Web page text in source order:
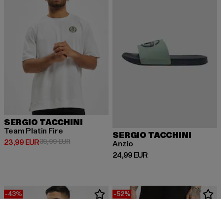
SERGIO TACCHINI
Team Platin Fire
23,99 EUR
Derzeitiger Preis: 23,99 EUR
39,99 EURAktionspreis: 39,99 EUR
SERGIO TACCHINI
Anzio
24,99 EUR
Derzeitiger Preis: 24,99 EUR
-43% -52%